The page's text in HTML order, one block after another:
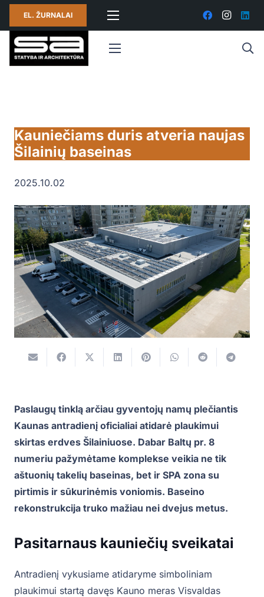
EL. ŽURNALAI
Kauniečiams duris atveria naujas
Šilainių baseinas
2025.10.02
Paslaugų tinklą arčiau gyventojų namų plečiantis
Kaunas antradienį oficialiai atidarė plaukimui
skirtas erdves Šilainiuose. Dabar Baltų pr. 8
numeriu pažymėtame komplekse veikia ne tik
aštuonių takelių baseinas, bet ir SPA zona su
pirtimis ir sūkurinėmis voniomis. Baseino
rekonstrukcija truko mažiau nei dvejus metus.
Pasitarnaus kauniečių sveikatai
Antradienį vykusiame atidaryme simboliniam
plaukimui startą davęs Kauno meras Visvaldas